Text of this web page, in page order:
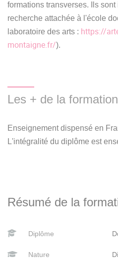
formations transverses. Ils
recherche attachée à l'école
laboratoire des arts : https://
montaigne.fr/).
Les + de la formation
Enseignement dispensé en
L'intégralité du diplôme est
Résumé de la
Diplôme
Nature